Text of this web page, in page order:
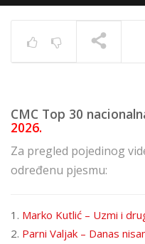
CMC Top 30
2026.
Za pregled pojedinog
određenu pjesmu:
1. Marko Kutlić – Uzmi i
2. Parni Valjak – Danas